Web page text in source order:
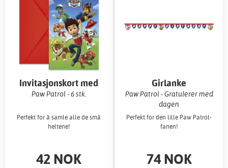
Invitasjonskort med
konvolutter
Paw Patrol - 6 stk.
Perfekt for å samle alle de små
heltene!
42 NOK
Girlanke
Paw Patrol - Gratulerer med
dagen
Perfekt for den lille Paw Patrol-
fanen!
74 NOK